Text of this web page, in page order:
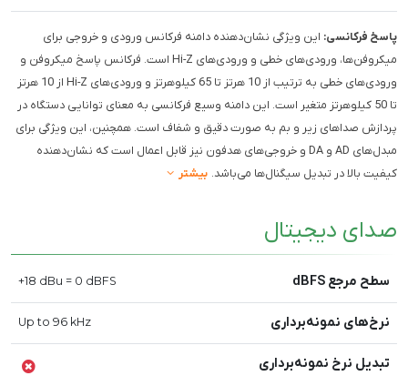
پاسخ فرکانسی: این ویژگی نشان‌دهنده دامنه فرکانس ورودی و خروجی برای
میکروفن‌ها، ورودی‌های خطی و ورودی‌های Hi-Z است. فرکانس پاسخ میکروفن و
ورودی‌های خطی به ترتیب از 10 هرتز تا 65 کیلوهرتز و ورودی‌های Hi-Z از 10 هرتز
تا 50 کیلوهرتز متغیر است. این دامنه وسیع فرکانسی به معنای توانایی دستگاه در
پردازش صداهای زیر و بم به صورت دقیق و شفاف است. همچنین، این ویژگی برای
مبدل‌های AD و DA و خروجی‌های هدفون نیز قابل اعمال است که نشان‌دهنده
کیفیت بالا در تبدیل سیگنال‌ها می‌باشد. بیشتر
صدای دیجیتال
سطح مرجع dBFS +18 dBu = 0 dBFS
نرخ‌های نمونه‌برداری Up to 96 kHz
تبدیل نرخ نمونه‌برداری